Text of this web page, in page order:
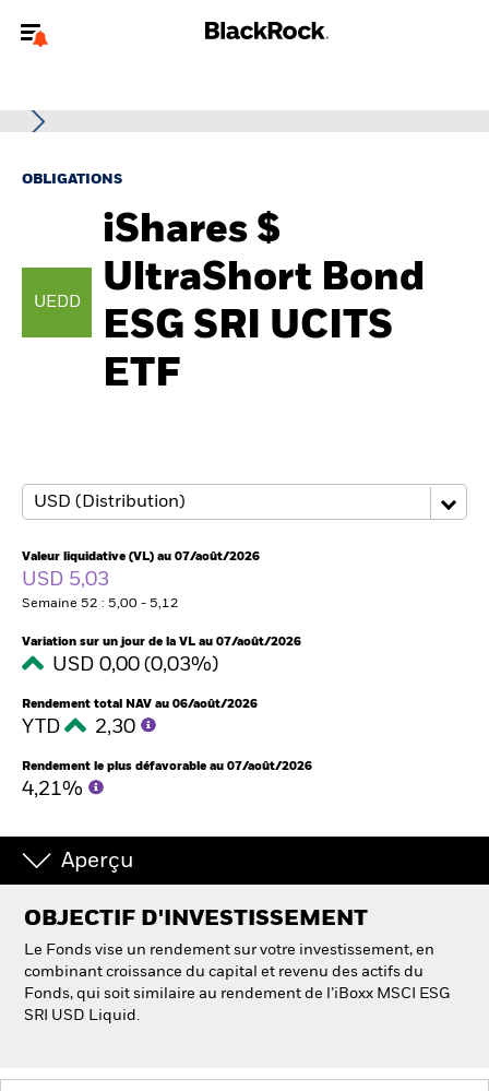
jourvotre type d'utilisateur.
Thèmes
France
Change location
BlackRock
Aladdin
Notre société
OBLIGATIONS
UEDD
iShares $
UltraShort Bond
ESG SRI UCITS
ETF
Valeur liquidative (VL) au 07/août/2026
USD 5,03
Semaine 52 : 5,00 - 5,12
Variation sur un jour de la VL au 07/août/2026
USD 0,00 (0,03%)
Rendement total NAV au 06/août/2026
YTD 2,30
Rendement le plus défavorable au 07/août/2026
4,21%
Aperçu
OBJECTIF D'INVESTISSEMENT
Le Fonds vise un rendement sur votre investissement, en
combinant croissance du capital et revenu des actifs du
Fonds, qui soit similaire au rendement de l’iBoxx MSCI ESG
SRI USD Liquid.